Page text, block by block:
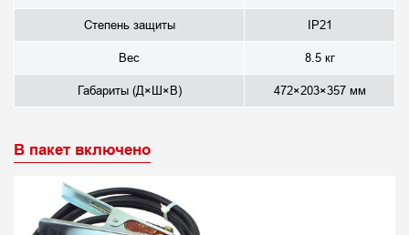
Степень защиты IP21
Вес 8.5 кг
Габариты (Д×Ш×В) 472×203×357 мм
В пакет включено